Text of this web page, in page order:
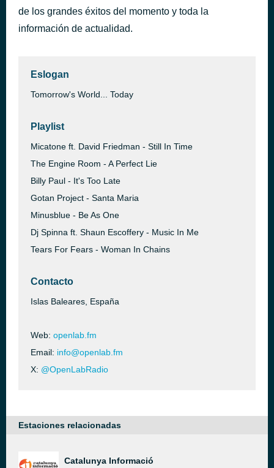
de los grandes éxitos del momento y toda la
información de actualidad.
Eslogan
Tomorrow's World... Today
Playlist
Micatone ft. David Friedman - Still In Time
The Engine Room - A Perfect Lie
Billy Paul - It's Too Late
Gotan Project - Santa Maria
Minusblue - Be As One
Dj Spinna ft. Shaun Escoffery - Music In Me
Tears For Fears - Woman In Chains
Contacto
Islas Baleares, España
Web: openlab.fm
Email: info@openlab.fm
X: @OpenLabRadio
Estaciones relacionadas
Catalunya Informació